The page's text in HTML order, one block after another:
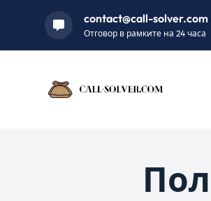
contact@call-solver.com
Отговор в рамките на 24 часа